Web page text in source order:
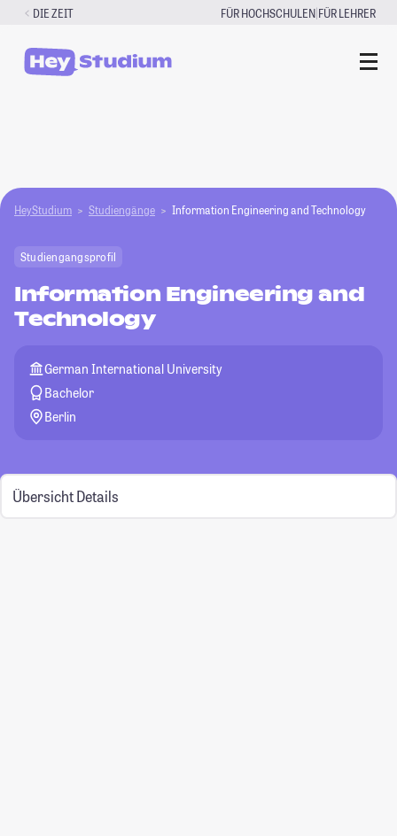
Zum
springen
DIE ZEIT FÜR HOCHSCHULEN|FÜR LEHRER
HeyStudium Studiengänge Information Engineering and Technology
Studiengangsprofil
Information Engineering and
Technology
German International University
Bachelor
Berlin
Übersicht Details